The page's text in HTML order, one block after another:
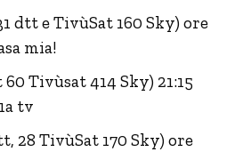
dtt e TivùSat 160 Sky) ore
mia!
Tivùsat 414 Sky) 21:15
tv
28 TivùSat 170 Sky) ore